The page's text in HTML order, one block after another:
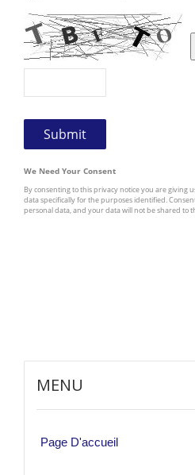
MENU
Page D'accueil